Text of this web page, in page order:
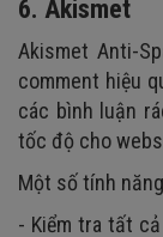
6. Akismet
Akismet Anti-
comment hiệu
các bình luận
tốc độ cho
Một số tính
- Kiểm tra tất